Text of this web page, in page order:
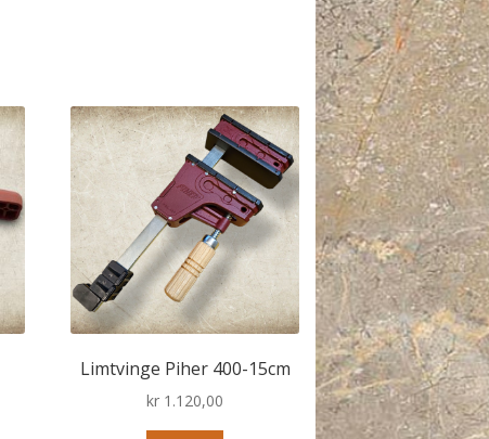
Limtvinge Piher 400-15cm
kr 1.120,00